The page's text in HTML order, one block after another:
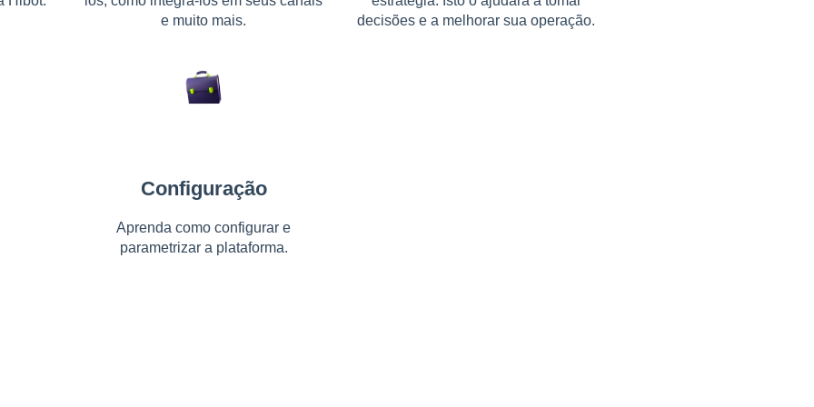
e muito mais.
decisões e a melhorar sua operação.
Configuração
Aprenda como configurar e
parametrizar a plataforma.